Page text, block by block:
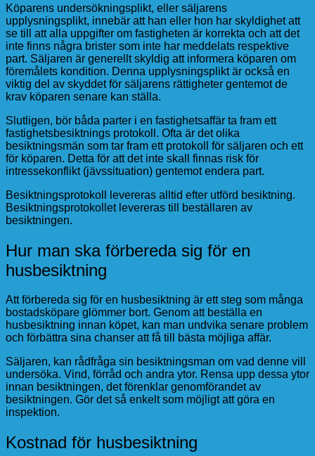
Köparens undersökningsplikt, eller säljarens
upplysningsplikt, innebär att han eller hon har skyldighet att
se till att alla uppgifter om fastigheten är korrekta och att det
inte finns några brister som inte har meddelats respektive
part. Säljaren är generellt skyldig att informera köparen om
föremålets kondition. Denna upplysningsplikt är också en
viktig del av skyddet för säljarens rättigheter gentemot de
krav köparen senare kan ställa.
Slutligen, bör båda parter i en fastighetsaffär ta fram ett
fastighetsbesiktnings protokoll. Ofta är det olika
besiktningsmän som tar fram ett protokoll för säljaren och ett
för köparen. Detta för att det inte skall finnas risk för
intressekonflikt (jävssituation) gentemot endera part.
Besiktningsprotokoll levereras alltid efter utförd besiktning.
Besiktningsprotokollet levereras till beställaren av
besiktningen.
Hur man ska förbereda sig för en
husbesiktning
Att förbereda sig för en husbesiktning är ett steg som många
bostadsköpare glömmer bort. Genom att beställa en
husbesiktning innan köpet, kan man undvika senare problem
och förbättra sina chanser att få till bästa möjliga affär.
Säljaren, kan rådfråga sin besiktningsman om vad denne vill
undersöka. Vind, förråd och andra ytor. Rensa upp dessa ytor
innan besiktningen, det förenklar genomförandet av
besiktningen. Gör det så enkelt som möjligt att göra en
inspektion.
Kostnad för husbesiktning